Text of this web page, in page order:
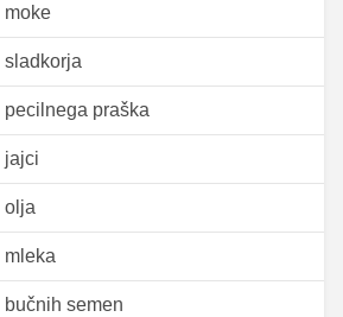
moke
sladkorja
pecilnega praška
jajci
olja
mleka
bučnih semen